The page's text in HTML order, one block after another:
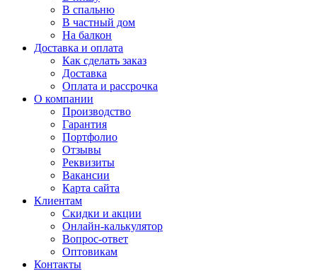
В спальню
В частный дом
На балкон
Доставка и оплата
Как сделать заказ
Доставка
Оплата и рассрочка
О компании
Производство
Гарантия
Портфолио
Отзывы
Реквизиты
Вакансии
Карта сайта
Клиентам
Скидки и акции
Онлайн-калькулятор
Вопрос-ответ
Оптовикам
Контакты